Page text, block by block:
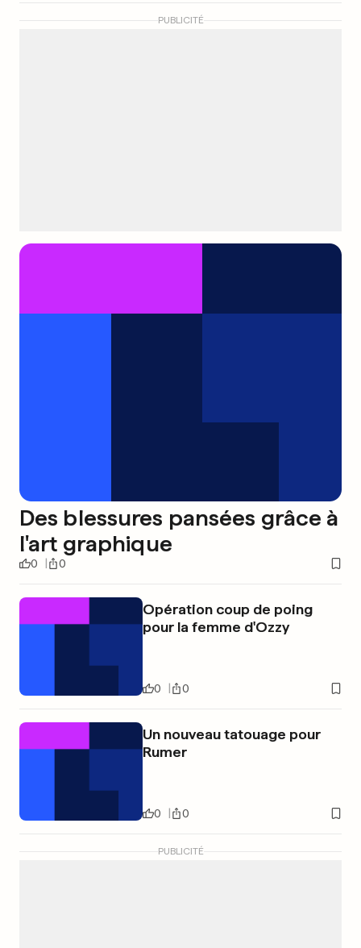
PUBLICITÉ
Des blessures pansées grâce à
l'art graphique
0 0
Opération coup de poing
pour la femme d'Ozzy
0 0
Un nouveau tatouage pour
Rumer
0 0
PUBLICITÉ